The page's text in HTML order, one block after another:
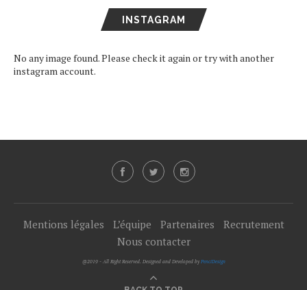
INSTAGRAM
No any image found. Please check it again or try with another
instagram account.
Mentions légales L’équipe Partenaires
Recrutement
Nous contacter
@2019 - All Right Reserved. Designed and Developed by PenciDesign